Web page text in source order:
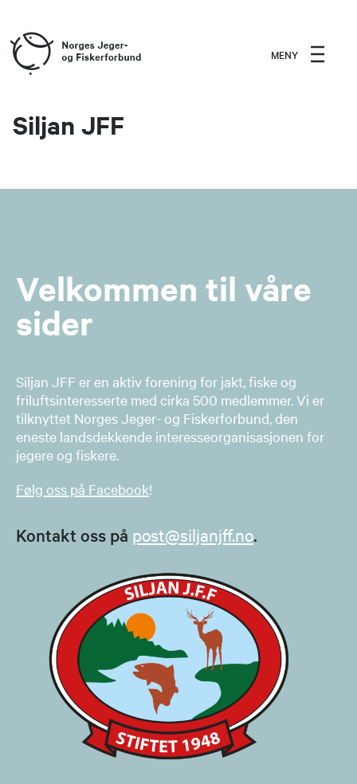
MENY
Siljan JFF
Velkommen til våre
sider
Siljan JFF er en aktiv forening for jakt, fiske og
friluftsinteresserte med cirka 500 medlemmer. Vi er
tilknyttet Norges Jeger- og Fiskerforbund, den
eneste landsdekkende interesseorganisasjonen for
jegere og fiskere.
Følg oss på Facebook!
Kontakt oss på post@siljanjff.no.